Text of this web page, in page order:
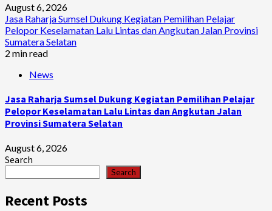
August 6, 2026
Jasa Raharja Sumsel Dukung Kegiatan Pemilihan Pelajar
Pelopor Keselamatan Lalu Lintas dan Angkutan Jalan Provinsi
Sumatera Selatan
2 min read
News
Jasa Raharja Sumsel Dukung Kegiatan Pemilihan Pelajar
Pelopor Keselamatan Lalu Lintas dan Angkutan Jalan
Provinsi Sumatera Selatan
August 6, 2026
Search
Search
Recent Posts